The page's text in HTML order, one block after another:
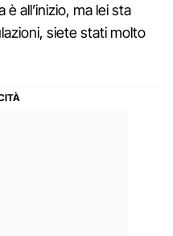
all’inizio, ma lei sta
siete stati molto